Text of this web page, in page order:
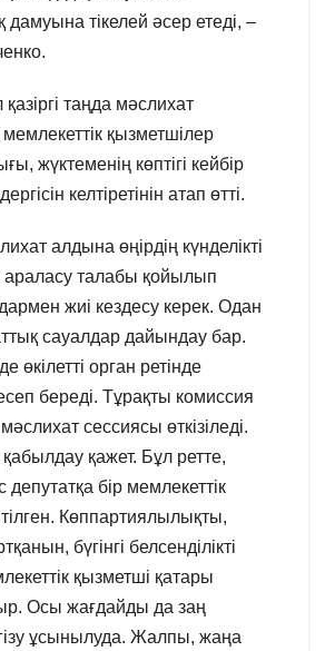
дамуына тікелей әсер етеді, –
таңда мәслихат
қызметшілер
жүктеменің көптігі кейбір
келтіретінін атап өтті.
алдына өңірдің күнделікті
араласу талабы қойылып
жиі кездесу керек. Одан
сауалдар дайындау бар.
өкілетті орган ретінде
береді. Тұрақты комиссия
сессиясы өткізіледі.
қажет. Бұл ретте,
депутатқа бір мемлекеттік
Көппартиялылықты,
бүгінгі белсенділікті
қызметші қатары
Осы жағдайды да заң
ұсынылуда. Жалпы, жаңа